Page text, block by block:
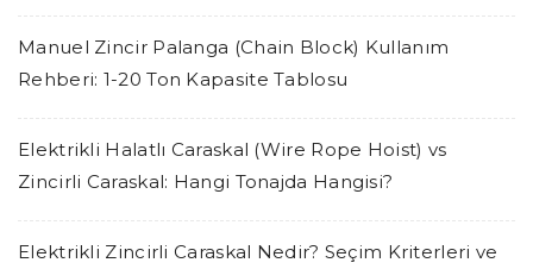
Manuel Zincir Palanga (Chain Block) Kullanım
Rehberi: 1-20 Ton Kapasite Tablosu
Elektrikli Halatlı Caraskal (Wire Rope Hoist) vs
Zincirli Caraskal: Hangi Tonajda Hangisi?
Elektrikli Zincirli Caraskal Nedir? Seçim Kriterleri ve